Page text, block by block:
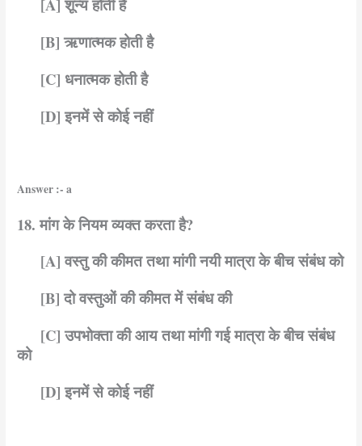
[A] शून्य होती है
[B] ऋणात्मक होती है
[C] धनात्मक होती है
[D] इनमें से कोई नहीं
Answer :- a
18. मांग के नियम व्यक्त करता है?
[A] वस्तु की कीमत तथा मांगी नयी मात्रा के बीच संबंध को
[B] दो वस्तुओं की कीमत में संबंध की
[C] उपभोक्ता की आय तथा मांगी गई मात्रा के बीच संबंध
को
[D] इनमें से कोई नहीं